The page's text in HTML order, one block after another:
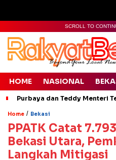
SCROLL TO
HOME NASIONAL
Purbaya dan Teddy Menteri
Home / Bekasi
PPATK Catat
Bekasi Utara,
Langkah Mitigasi